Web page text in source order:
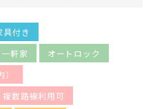
具付き
一軒家
オートロック
複数路線利用可